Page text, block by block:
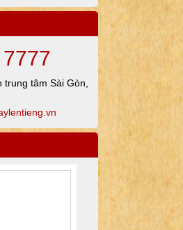
tâm Sài Gòn,